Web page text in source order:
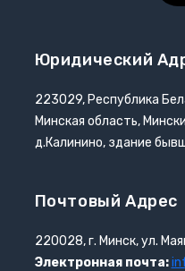
Юридический
223029, Республика
Минская область,
д.Калинино, здание
Почтовый Адрес
220028, г. Минск, ул.
Электронная почта: